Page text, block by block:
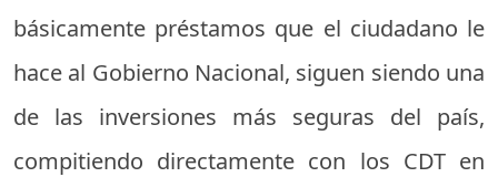
básicamente préstamos que el ciudadano le
hace al Gobierno Nacional, siguen siendo una
de las inversiones más seguras del país,
compitiendo directamente con los CDT en